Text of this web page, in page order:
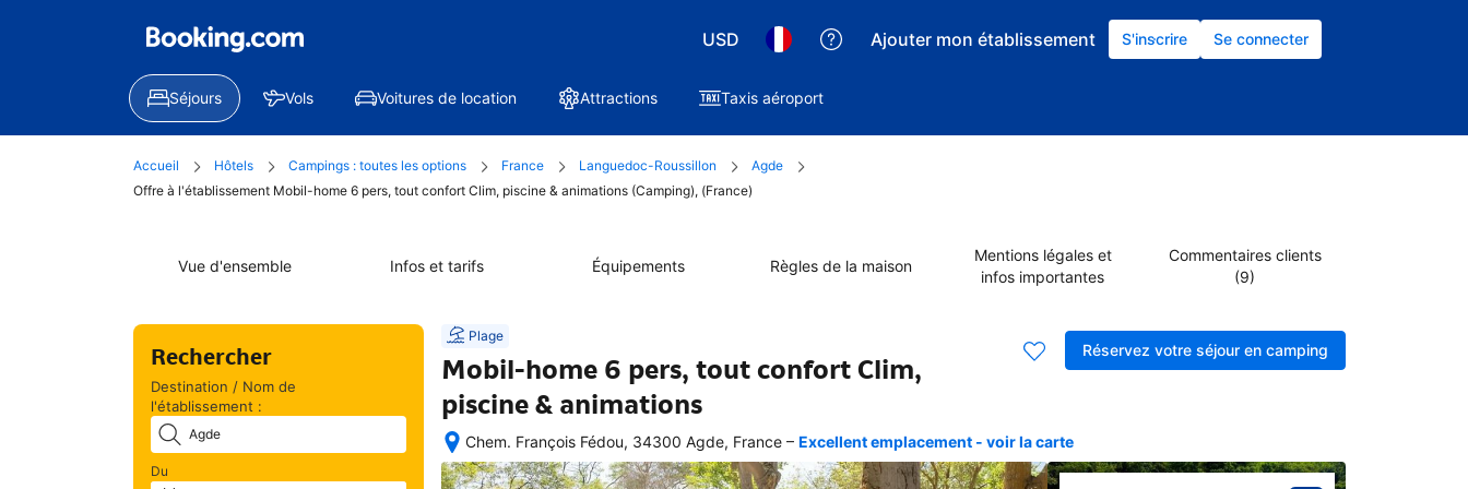
USD Ajouter mon établissement S'inscrire Se connecter
Séjours Vols Voitures de location Attractions Taxis aéroport
Accueil Hôtels Campings : toutes les options France Languedoc-Roussillon
Agde
Offre à l'établissement Mobil-home 6 pers, tout confort Clim, piscine & animations (Camping), (France)
Vue d'ensemble Infos et tarifs Équipements Règles de la maison
Mentions légales et
infos importantes
Commentaires clients
(9)
Rechercher
Destination / Nom de
l'établissement :
Du
Réservez votre séjour en camping
Plage
Mobil-home 6 pers, tout confort Clim,
piscine & animations
Chem. François Fédou, 34300 Agde, France
Excellente
– Excellent emplacement - voir la carte